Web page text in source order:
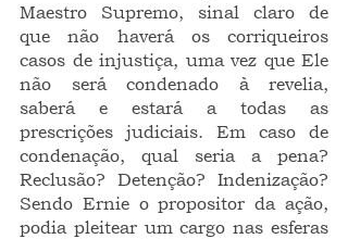
Maestro Supremo, sinal claro de
que não haverá os corriqueiros
casos de injustiça, uma vez que Ele
não será condenado à revelia,
saberá e estará a todas as
prescrições judiciais. Em caso de
condenação, qual seria a pena?
Reclusão? Detenção? Indenização?
Sendo Ernie o propositor da ação,
podia pleitear um cargo nas esferas